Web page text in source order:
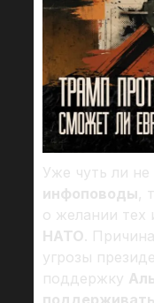
Уже чуть ли
инфоповоды,
о желании тех
НАТО.
угрозы
поддержку